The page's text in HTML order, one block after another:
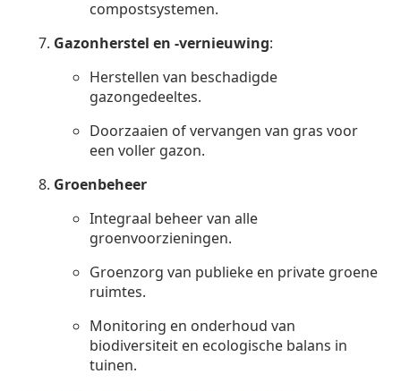
compostsystemen.
Gazonherstel en -vernieuwing:
Herstellen van beschadigde
gazongedeeltes.
Doorzaaien of vervangen van gras voor
een voller gazon.
Groenbeheer
Integraal beheer van alle
groenvoorzieningen.
Groenzorg van publieke en private groene
ruimtes.
Monitoring en onderhoud van
biodiversiteit en ecologische balans in
tuinen.